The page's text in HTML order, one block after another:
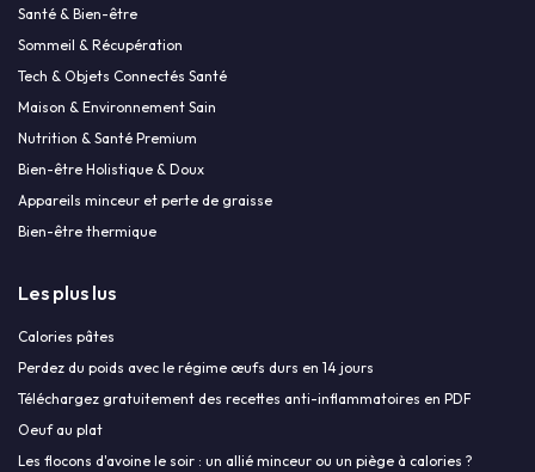
Santé & Bien-être
Sommeil & Récupération
Tech & Objets Connectés Santé
Maison & Environnement Sain
Nutrition & Santé Premium
Bien-être Holistique & Doux
Appareils minceur et perte de graisse
Bien-être thermique
Les plus lus
Calories pâtes
Perdez du poids avec le régime œufs durs en 14 jours
Téléchargez gratuitement des recettes anti-inflammatoires en PDF
Oeuf au plat
Les flocons d'avoine le soir : un allié minceur ou un piège à calories ?